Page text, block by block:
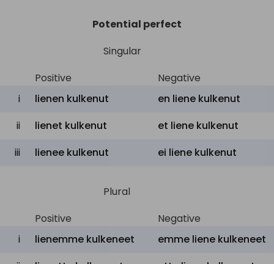
Potential perfect
Singular
Positive
Negative
i
lienen kulkenut
en liene kulkenut
ii
lienet kulkenut
et liene kulkenut
iii
lienee kulkenut ei liene kulkenut
Plural
Positive
Negative
i
lienemme kulkeneet
emme liene kulkeneet